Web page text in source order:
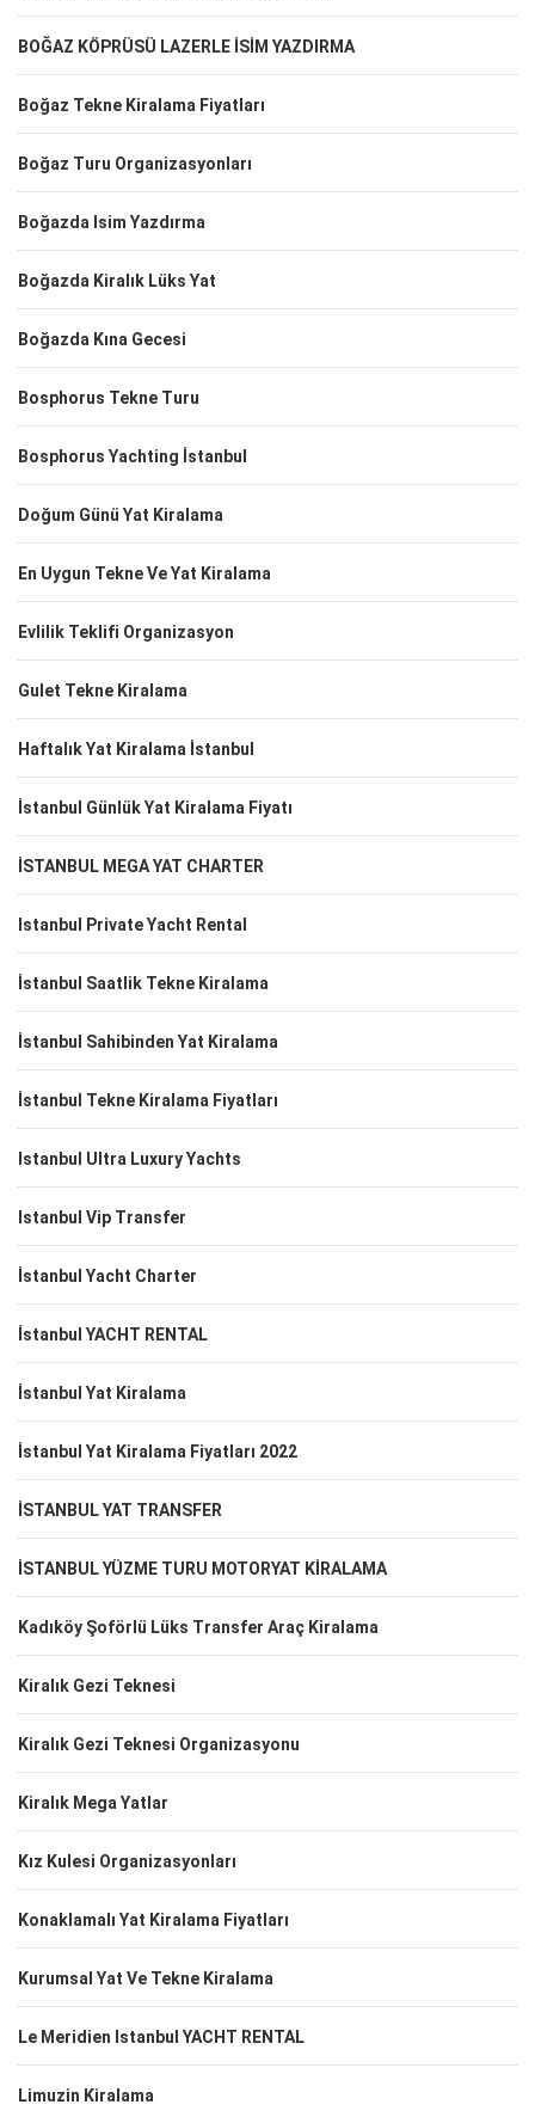
BOĞAZ KÖPRÜSÜ LAZERLE İSİM YAZDIRMA
Boğaz Tekne Kiralama Fiyatları
Boğaz Turu Organizasyonları
Boğazda Isim Yazdırma
Boğazda Kiralık Lüks Yat
Boğazda Kına Gecesi
Bosphorus Tekne Turu
Bosphorus Yachting İstanbul
Doğum Günü Yat Kiralama
En Uygun Tekne Ve Yat Kiralama
Evlilik Teklifi Organizasyon
Gulet Tekne Kiralama
Haftalık Yat Kiralama İstanbul
İstanbul Günlük Yat Kiralama Fiyatı
İSTANBUL MEGA YAT CHARTER
Istanbul Private Yacht Rental
İstanbul Saatlik Tekne Kiralama
İstanbul Sahibinden Yat Kiralama
İstanbul Tekne Kiralama Fiyatları
Istanbul Ultra Luxury Yachts
Istanbul Vip Transfer
İstanbul Yacht Charter
İstanbul YACHT RENTAL
İstanbul Yat Kiralama
İstanbul Yat Kiralama Fiyatları 2022
İSTANBUL YAT TRANSFER
İSTANBUL YÜZME TURU MOTORYAT KİRALAMA
Kadıköy Şoförlü Lüks Transfer Araç Kiralama
Kiralık Gezi Teknesi
Kiralık Gezi Teknesi Organizasyonu
Kiralık Mega Yatlar
Kız Kulesi Organizasyonları
Konaklamalı Yat Kiralama Fiyatları
Kurumsal Yat Ve Tekne Kiralama
Le Meridien Istanbul YACHT RENTAL
Limuzin Kiralama